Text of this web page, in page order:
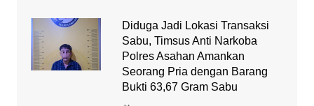
Diduga Jadi Lokasi Transaksi
Sabu, Timsus Anti Narkoba
Polres Asahan Amankan
Seorang Pria dengan Barang
Bukti 63,67 Gram Sabu